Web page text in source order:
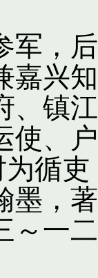
军，
嘉兴
、镇
使、
循
墨，
～一